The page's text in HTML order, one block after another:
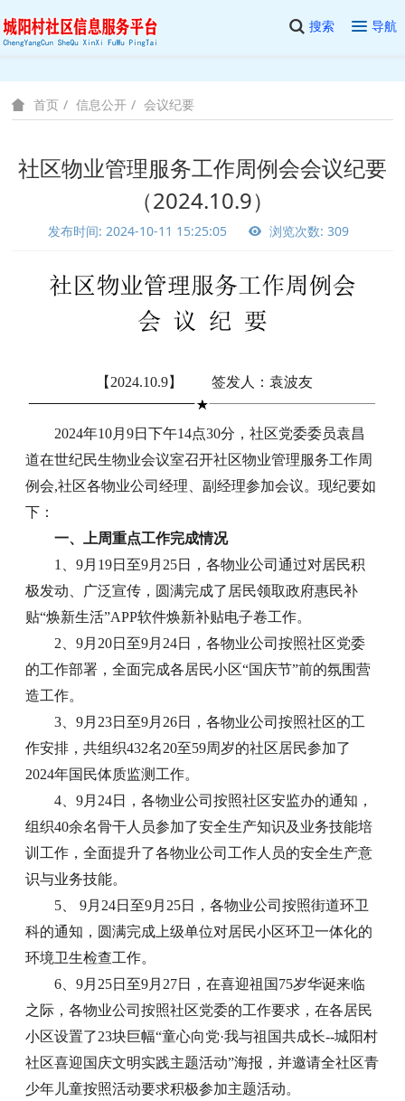
搜索 导航
首页 信息公开 会议纪要
社区物业管理服务工作周例会会议纪要
（2024.10.9）
发布时间: 2024-10-11 15:25:05 浏览次数: 309
【2024.10.9】 签发人：袁波友
2024年10月9日下午14点30分，社区党委委员袁昌
道在世纪民生物业会议室召开社区物业管理服务工作周
例会,社区各物业公司经理、副经理参加会议。现纪要如
下：
一、上周重点工作完成情况
1、9月19日至9月25日，各物业公司通过对居民积
极发动、广泛宣传，圆满完成了居民领取政府惠民补
贴“焕新生活”APP软件焕新补贴电子卷工作。
2、9月20日至9月24日，各物业公司按照社区党委
的工作部署，全面完成各居民小区“国庆节”前的氛围营
造工作。
3、9月23日至9月26日，各物业公司按照社区的工
作安排，共组织432名20至59周岁的社区居民参加了
2024年国民体质监测工作。
4、9月24日，各物业公司按照社区安监办的通知，
组织40余名骨干人员参加了安全生产知识及业务技能培
训工作，全面提升了各物业公司工作人员的安全生产意
识与业务技能。
5、 9月24日至9月25日，各物业公司按照街道环卫
科的通知，圆满完成上级单位对居民小区环卫一体化的
环境卫生检查工作。
6、9月25日至9月27日，在喜迎祖国75岁华诞来临
之际，各物业公司按照社区党委的工作要求，在各居民
小区设置了23块巨幅“童心向党·我与祖国共成长--城阳村
社区喜迎国庆文明实践主题活动”海报，并邀请全社区青
少年儿童按照活动要求积极参加主题活动。